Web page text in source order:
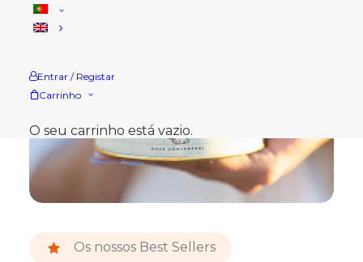
Entrar / Registar
Carrinho
O seu carrinho está vazio.
Os nossos Best Sellers